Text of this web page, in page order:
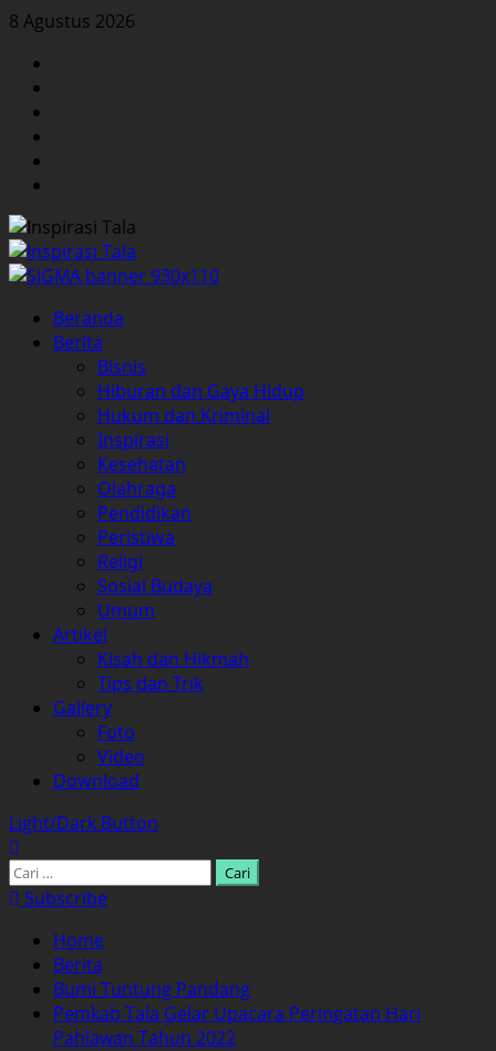
Skip
content
8 Agustus 2026
Primary
Menu
Beranda
Berita
Bisnis
Hiburan dan Gaya Hidup
Hukum dan Kriminal
Inspirasi
Kesehatan
Olahraga
Pendidikan
Peristiwa
Religi
Sosial Budaya
Umum
Artikel
Kisah dan Hikmah
Tips dan Trik
Gallery
Foto
Video
Download
Light/Dark Button
Cari
untuk:
Subscribe
Home
Berita
Bumi Tuntung Pandang
Pemkab Tala Gelar Upacara Peringatan Hari
Pahlawan Tahun 2022